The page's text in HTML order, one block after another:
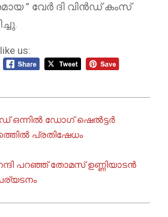
” വേർ ദി വിൻഡ് കംസ്
us:
ഒന്നിൽ ഡോഗ് ഷെൽട്ടർ
പ്രതിഷേധം
പറഞ്ഞ് തോമസ് ഉണ്ണിയാടൻ